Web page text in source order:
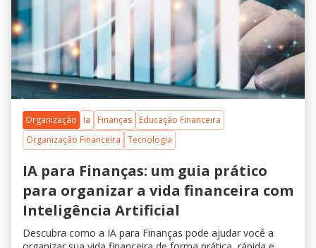
Organização Ia Finanças
Educação Financeira
Organização Financeira
Tecnologia
IA para Finanças: um guia prático
para organizar a vida financeira com
Inteligência Artificial
Descubra como a IA para Finanças pode ajudar você a